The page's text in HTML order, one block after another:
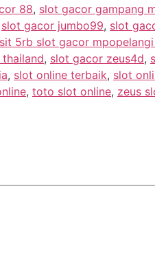
88, slot gacor gampang
slot gacor jumbo99, slot
5rb slot gacor
, slot gacor zeus4d,
, slot online terbaik, slot
, toto slot online, zeus